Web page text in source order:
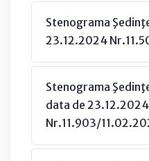
Stenograma
23.12.2024
Stenograma
data de 23.12.2024
Nr.11.903/